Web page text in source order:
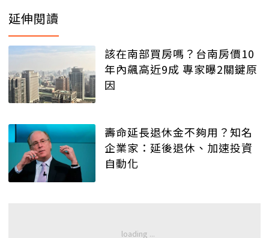
延伸閱讀
該在南部買房嗎？台南房價10
年內飆高近9成 專家曝2關鍵原
因
壽命延長退休金不夠用？知名
企業家：延後退休、加速投資
自動化